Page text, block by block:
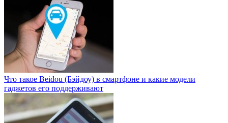
Что такое Beidou (Бэйдоу) в смартфоне и какие модели
гаджетов его поддерживают